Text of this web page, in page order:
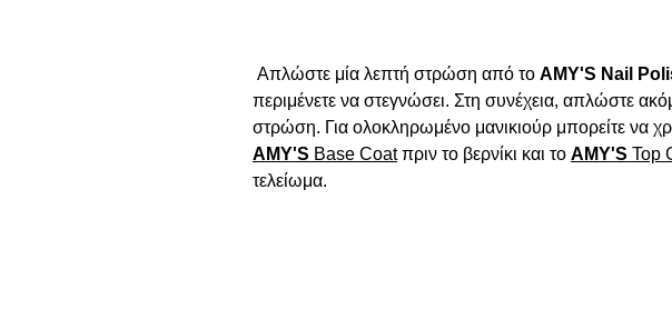
Απλώστε μία λεπτή στρώση από το AMY'S Nail
περιμένετε να στεγνώσει. Στη συνέχεια, απλώστε
AMY'S Base Coat πριν το βερνίκι και το AMY'S Top
τελείωμα.